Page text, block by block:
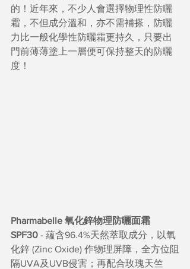
的！近年來，不少人會選擇物理性防曬
霜，不但成分溫和，亦不需補搽，防曬
力比一般化學性防曬霜更持久，只要出
門前薄薄塗上一層便可保持整天的防曬
度！
Pharmabelle 氧化鋅物理防曬面霜
SPF30 - 蘊含96.4%天然萃取成分，以氧
化鋅 (Zinc Oxide) 作物理屏障，全方位阻
隔UVA及UVB侵害；再配合玫瑰天竺